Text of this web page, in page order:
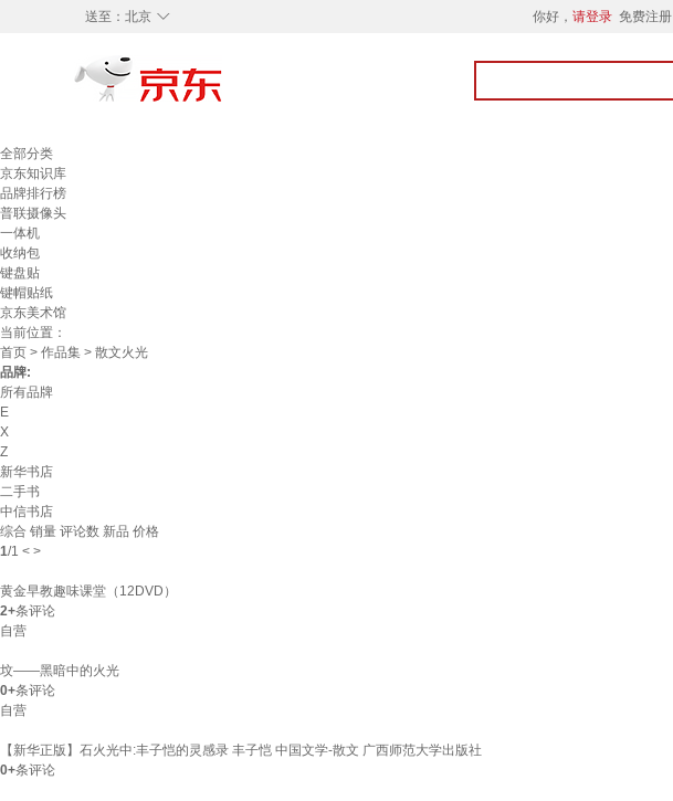
◇
送至： 北京 你好， 请登录 免费注册
全部分类
京东知识库
品牌排行榜
普联摄像头
一体机
收纳包
键盘贴
键帽贴纸
京东美术馆
当前位置：
首页 > 作品集 > 散文火光
品牌:
所有品牌
E
X
Z
新华书店
二手书
中信书店
综合 销量 评论数 新品 价格
1/1 < >
黄金早教趣味课堂（12DVD）
2+条评论
自营
坟——黑暗中的火光
0+条评论
自营
【新华正版】石火光中:丰子恺的灵感录 丰子恺 中国文学-散文 广西师范大学出版社
0+条评论